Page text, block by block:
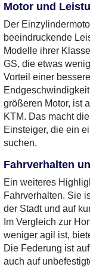
Motor und
Der
beeindruckende
Modelle ihrer
GS, die etwas
Vorteil einer
größeren Motor, ist
KTM. Das macht
Einsteiger, die ein
suchen.
Fahrverhalten
Ein weiteres
Fahrverhalten. Sie
der Stadt und auf
Im Vergleich zur
weniger agil ist,
Die Federung ist
auch auf